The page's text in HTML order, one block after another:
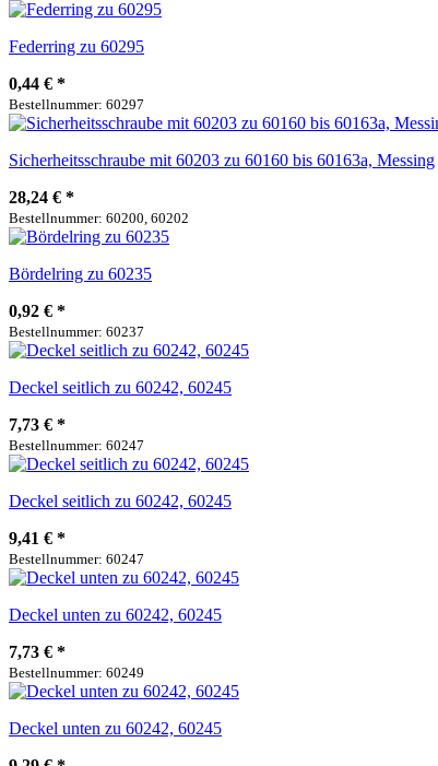
Federring zu 60295
0,44 € *
Bestellnummer: 60297
Sicherheitsschraube mit 60203 zu 60160 bis 60163a, Messing
28,24 € *
Bestellnummer: 60200, 60202
Bördelring zu 60235
0,92 € *
Bestellnummer: 60237
Deckel seitlich zu 60242, 60245
7,73 € *
Bestellnummer: 60247
Deckel seitlich zu 60242, 60245
9,41 € *
Bestellnummer: 60247
Deckel unten zu 60242, 60245
7,73 € *
Bestellnummer: 60249
Deckel unten zu 60242, 60245